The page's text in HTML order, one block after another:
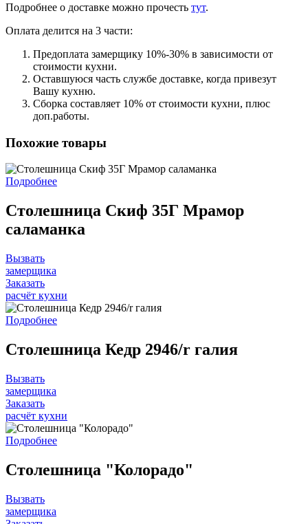
Подробнее о доставке можно прочеcть тут.
Оплата делится на 3 части:
Предоплата замерщику 10%-30% в зависимости от
стоимости кухни.
Оставшуюся часть службе доставке, когда привезут
Вашу кухню.
Сборка составляет 10% от стоимости кухни, плюс
доп.работы.
Похожие товары
Подробнее
Столешница Скиф 35Г Мрамор
саламанка
Вызвать
замерщика
Заказать
расчёт кухни
Подробнее
Столешница Кедр 2946/r галия
Вызвать
замерщика
Заказать
расчёт кухни
Подробнее
Столешница "Колорадо"
Вызвать
замерщика